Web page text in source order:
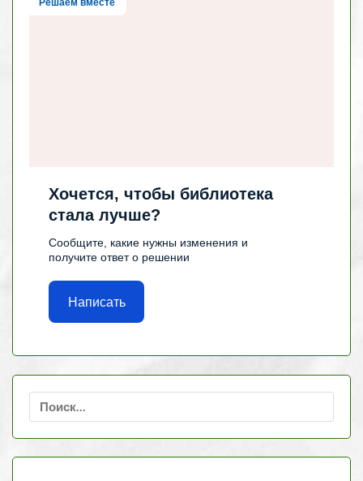
Решаем вместе
Хочется, чтобы библиотека
стала лучше?
Сообщите, какие нужны изменения и
получите ответ о решении
Написать
Найти: